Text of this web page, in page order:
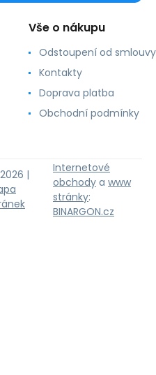
Vše o nákupu
Odstoupení od smlouvy
Kontakty
Doprava platba
Obchodní podmínky
|
Internetové
obchody a www
stránky:
BINARGON.cz